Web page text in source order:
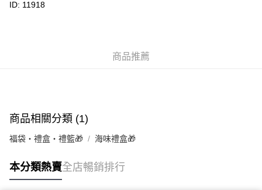
其他轉帳方式
內將付款金額存入以上其中一個戶口，付款後請將收據或成功轉帳畫面截圖
順豐站及順豐自提點
每筆HK$80.00，滿HK$380.00或以上免運費
每筆HK$80.00，滿HK$380.00或以上免運費
ID: 11918
商品推薦
商品相關分類 (1)
福袋・禮盒・禮籃🎁 海味禮盒🎁
本分類熱賣全店暢銷排行